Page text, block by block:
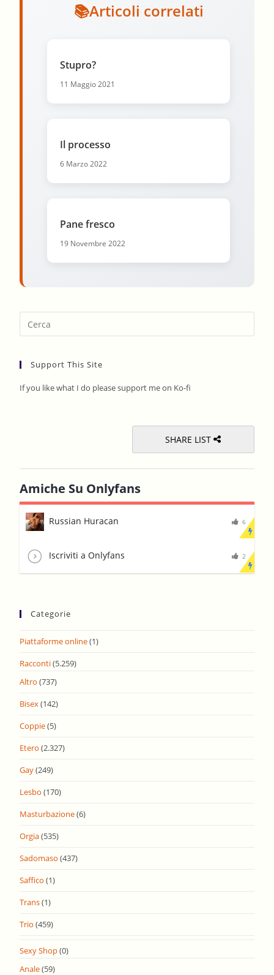
Articoli correlati
Stupro?
11 Maggio 2021
Il processo
6 Marzo 2022
Pane fresco
19 Novembre 2022
Support This Site
If you like what I do please support me on Ko-fi
SHARE LIST
Amiche Su Onlyfans
Russian Huracan 6
Iscriviti a Onlyfans 2
Categorie
Piattaforme online(1)
Racconti(5.259)
Altro (737)
Bisex(142)
Coppie(5)
Etero (2.327)
Gay(249)
Lesbo (170)
Masturbazione(6)
Orgia(535)
Sadomaso (437)
Saffico (1)
Trans(1)
Trio (459)
Sexy Shop(0)
Anale(59)